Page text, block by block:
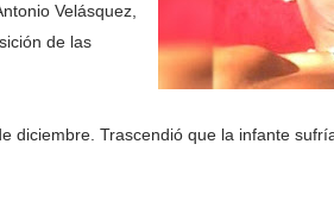
Velásquez,
de las
diciembre. Trascendió que la infante